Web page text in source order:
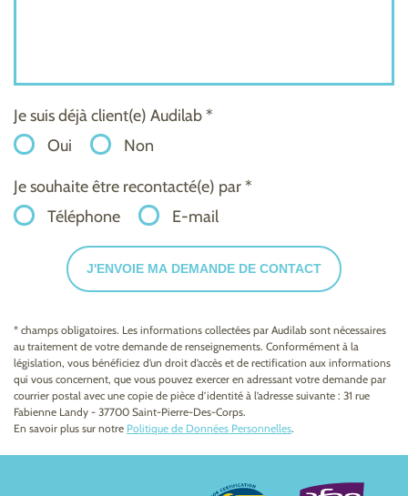
Je suis déjà client(e) Audilab *
Oui
Non
Je souhaite être recontacté(e) par *
Téléphone
E-mail
J'ENVOIE MA DEMANDE DE CONTACT
* champs obligatoires. Les informations collectées par Audilab sont nécessaires
au traitement de votre demande de renseignements. Conformément à la
législation, vous bénéficiez d’un droit d’accès et de rectification aux informations
qui vous concernent, que vous pouvez exercer en adressant votre demande par
courrier postal avec une copie de pièce d’identité à l’adresse suivante : 31 rue
Fabienne Landy - 37700 Saint-Pierre-Des-Corps.
En savoir plus sur notre Politique de Données Personnelles.